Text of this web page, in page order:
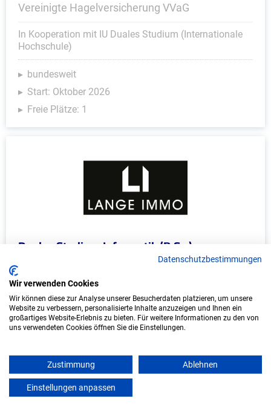
Vereinigte Hagelversicherung VVaG
In Kooperation mit IU Duales Studium (Internationale
Hochschule)
bundesweit
Start: Oktober 2026
Freie Plätze: 1
Duales Studium Informatik (B.Sc.) am
virtuellen Campus - Lange Immo GmbH
LANGE IMMO GmbH
In Kooperation mit IU Duales Studium
(Internationale Hochschule)
Start: Oktober 2026
Freie Plätze: 1
Datenschutzbestimmungen
Wir verwenden Cookies
Wir können diese zur Analyse unserer Besucherdaten platzieren, um unsere
Website zu verbessern, personalisierte Inhalte anzuzeigen und Ihnen ein
großartiges Website-Erlebnis zu bieten. Für weitere Informationen zu den von
uns verwendeten Cookies öffnen Sie die Einstellungen.
Zustimmung Ablehnen
Einstellungen anpassen